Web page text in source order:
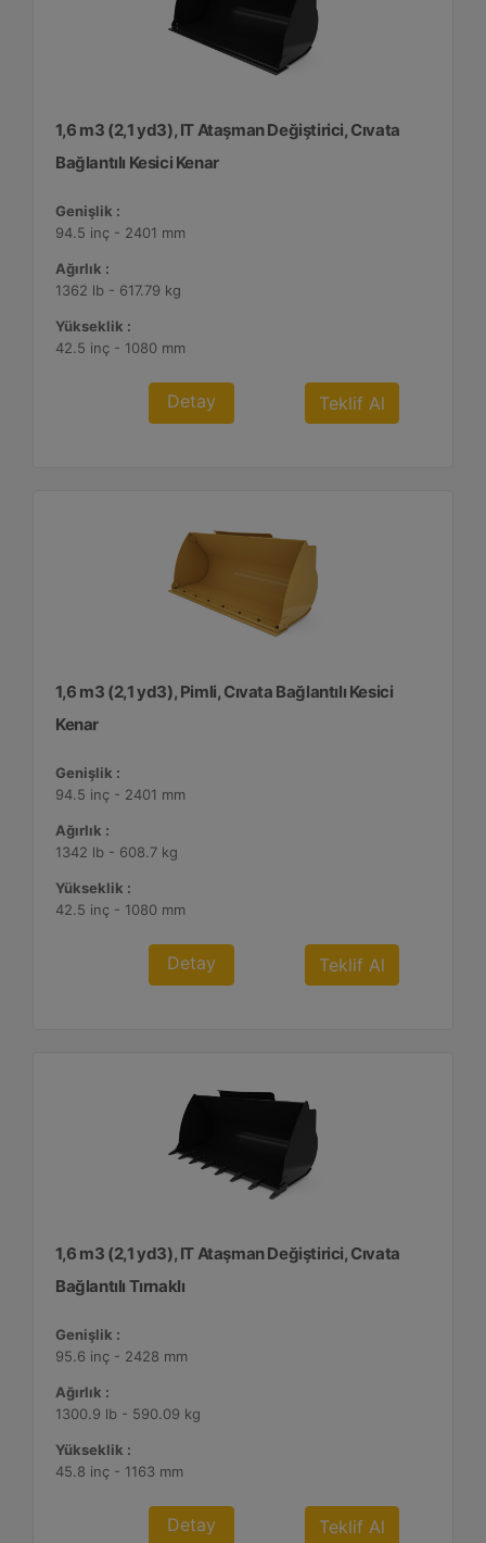
1,6 m3 (2,1 yd3), IT Ataşman Değiştirici, Cıvata
Bağlantılı Kesici Kenar
Genişlik :
94.5 inç - 2401 mm
Ağırlık :
1362 lb - 617.79 kg
Yükseklik :
42.5 inç - 1080 mm
Detay Teklif Al
1,6 m3 (2,1 yd3), Pimli, Cıvata Bağlantılı Kesici
Kenar
Genişlik :
94.5 inç - 2401 mm
Ağırlık :
1342 lb - 608.7 kg
Yükseklik :
42.5 inç - 1080 mm
Detay Teklif Al
1,6 m3 (2,1 yd3), IT Ataşman Değiştirici, Cıvata
Bağlantılı Tırnaklı
Genişlik :
95.6 inç - 2428 mm
Ağırlık :
1300.9 lb - 590.09 kg
Yükseklik :
45.8 inç - 1163 mm
Detay Teklif Al